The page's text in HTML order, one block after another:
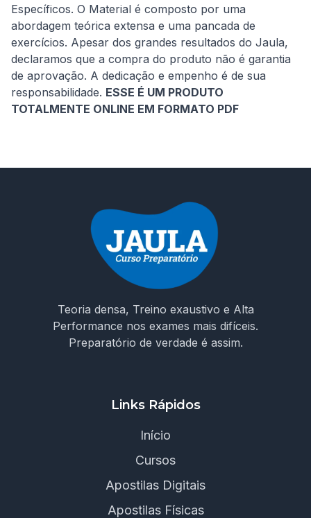
Específicos. O Material é composto por uma
abordagem teórica extensa e uma pancada de
exercícios. Apesar dos grandes resultados do Jaula,
declaramos que a compra do produto não é garantia
de aprovação. A dedicação e empenho é de sua
responsabilidade. ESSE É UM PRODUTO
TOTALMENTE ONLINE EM FORMATO PDF
Teoria densa, Treino exaustivo e Alta
Performance nos exames mais difíceis.
Preparatório de verdade é assim.
Links Rápidos
Início
Cursos
Apostilas Digitais
Apostilas Físicas